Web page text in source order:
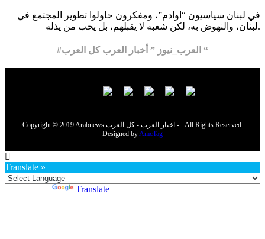
في لبنان سياسيون “اوادم”، ومفكرون حاولوا تطوير المجتمع في
لبنان، والنهوض به، لكن شعبه لا يقبلهم، بل يحب من يذله.
#العرب_نيوز ” أخبار العرب كل العرب “
Copyright © 2019 Arabnews اخبار العرب - كل العرب - . All Rights Reserved.
Designed byAmcTag
Translate »
Translate